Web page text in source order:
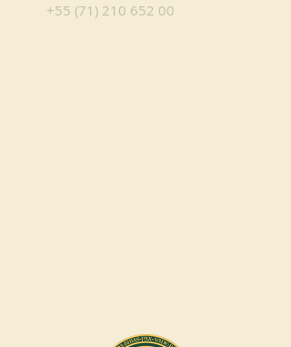
+55 (71) 210 652 00